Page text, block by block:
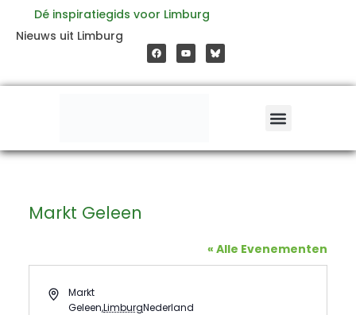
inhoud
Dé inspiratiegids voor Limburg
Nieuws uit Limburg
a
c
e
o
o
o
u
t
b
e
Markt Geleen
« Alle Evenementen
Address
Markt
Geleen,LimburgNederland